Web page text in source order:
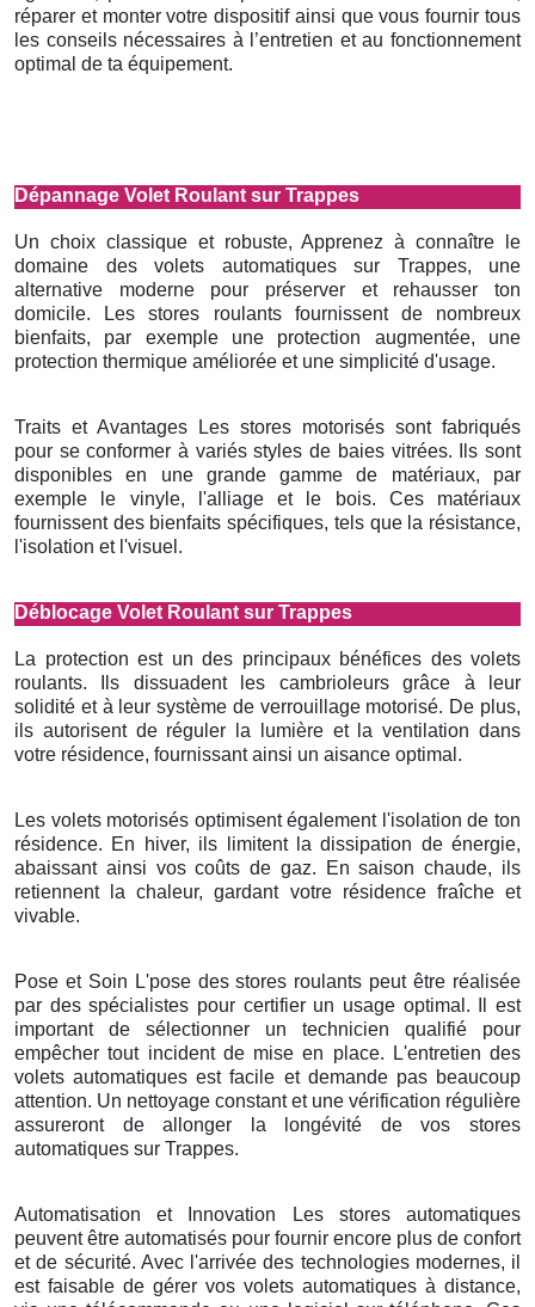
réparer et monter votre dispositif ainsi que vous fournir tous
les conseils nécessaires à l’entretien et au fonctionnement
optimal de ta équipement.
Dépannage Volet Roulant sur Trappes
Un choix classique et robuste, Apprenez à connaître le
domaine des volets automatiques sur Trappes, une
alternative moderne pour préserver et rehausser ton
domicile. Les stores roulants fournissent de nombreux
bienfaits, par exemple une protection augmentée, une
protection thermique améliorée et une simplicité d'usage.
Traits et Avantages Les stores motorisés sont fabriqués
pour se conformer à variés styles de baies vitrées. Ils sont
disponibles en une grande gamme de matériaux, par
exemple le vinyle, l'alliage et le bois. Ces matériaux
fournissent des bienfaits spécifiques, tels que la résistance,
l'isolation et l'visuel.
Déblocage Volet Roulant sur Trappes
La protection est un des principaux bénéfices des volets
roulants. Ils dissuadent les cambrioleurs grâce à leur
solidité et à leur système de verrouillage motorisé. De plus,
ils autorisent de réguler la lumière et la ventilation dans
votre résidence, fournissant ainsi un aisance optimal.
Les volets motorisés optimisent également l'isolation de ton
résidence. En hiver, ils limitent la dissipation de énergie,
abaissant ainsi vos coûts de gaz. En saison chaude, ils
retiennent la chaleur, gardant votre résidence fraîche et
vivable.
Pose et Soin L'pose des stores roulants peut être réalisée
par des spécialistes pour certifier un usage optimal. Il est
important de sélectionner un technicien qualifié pour
empêcher tout incident de mise en place. L'entretien des
volets automatiques est facile et demande pas beaucoup
attention. Un nettoyage constant et une vérification régulière
assureront de allonger la longévité de vos stores
automatiques sur Trappes.
Automatisation et Innovation Les stores automatiques
peuvent être automatisés pour fournir encore plus de confort
et de sécurité. Avec l'arrivée des technologies modernes, il
est faisable de gérer vos volets automatiques à distance,